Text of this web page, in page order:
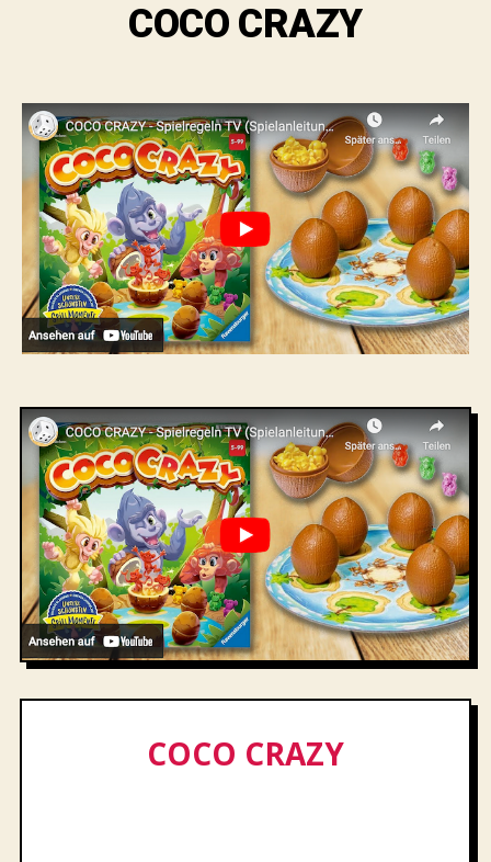
COCO CRAZY
COCO CRAZY